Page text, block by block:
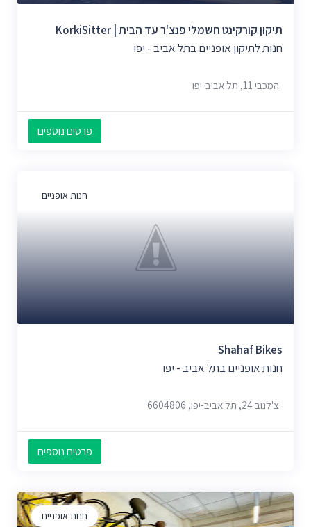
תיקון קורקינט חשמלי פנצ'ר עד הבית | KorkiSitter
חנות לתיקון אופניים בתל אביב - יפו
המכבי 11, תל אביב-יפו
פרטים נוספים
חנות אופניים
Shahaf Bikes
חנות אופניים בתל אביב - יפו
צ'לנוב 24, תל אביב-יפו, 6604806
פרטים נוספים
חנות אופניים